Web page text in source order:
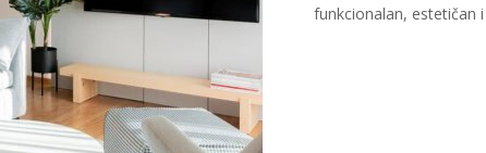
funkcionalan, estetičan